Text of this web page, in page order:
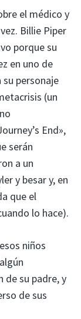
el médico y
Billie Piper
porque su
en uno de
personaje
(un
End»,
serán
a un
y besar y, en
que el
lo hace).
niños
de su padre, y
de sus